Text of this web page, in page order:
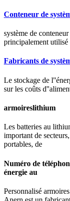
Conteneur de
système de
principalement utilisé
Fabricants de
Le stockage de
sur les coûts
armoireslithium
Les batteries au
important de
portables, de
Numéro de
énergie au
Personnalisé